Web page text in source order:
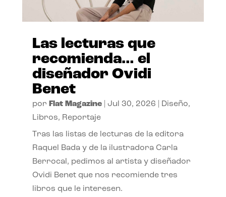
Las lecturas que
recomienda… el
diseñador Ovidi
Benet
por Flat Magazine| Jul 30, 2026 Diseño,
Libros, Reportaje
Tras las listas de lecturas de la editora
Raquel Bada y de la ilustradora Carla
Berrocal, pedimos al artista y diseñador
Ovidi Benet que nos recomiende tres
libros que le interesen.